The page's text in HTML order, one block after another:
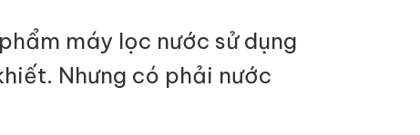
máy lọc nước sử dụng
Nhưng có phải nước